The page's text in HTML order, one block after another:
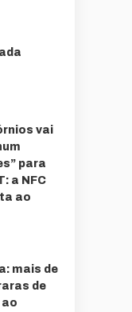
vai
para
a NFC
ao
mais de
de